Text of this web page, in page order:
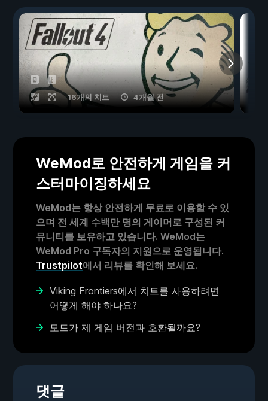
16개의 치트 4개월 전
WeMod로 안전하게 게임을 커
스터마이징하세요
WeMod는 항상 안전하게 무료로 이용할 수 있
으며 전 세계 수백만 명의 게이머로 구성된 커
뮤니티를 보유하고 있습니다. WeMod는
WeMod Pro 구독자의 지원으로 운영됩니다.
Trustpilot에서 리뷰를 확인해 보세요.
Viking Frontiers에서 치트를 사용하려면
어떻게 해야 하나요?
모드가 제 게임 버전과 호환될까요?
댓글